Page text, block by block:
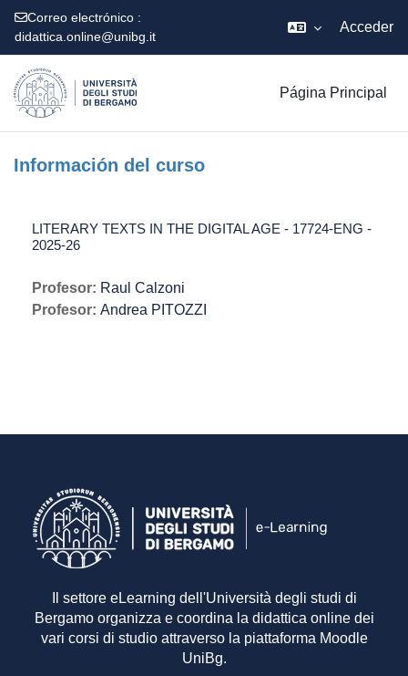
Correo electrónico :
didattica.online@unibg.it
Acceder
Página Principal
Información del curso
LITERARY TEXTS IN THE DIGITAL AGE - 17724-ENG -
2025-26
Profesor: Raul Calzoni
Profesor: Andrea PITOZZI
Il settore eLearning dell'Università degli studi di
Bergamo organizza e coordina la didattica online dei
vari corsi di studio attraverso la piattaforma Moodle
UniBg.